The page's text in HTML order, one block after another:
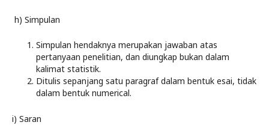
h) Simpulan
Simpulan hendaknya merupakan jawaban atas
pertanyaan penelitian, dan diungkap bukan dalam
kalimat statistik.
Ditulis sepanjang satu paragraf dalam bentuk esai, tidak
dalam bentuk numerical.
i) Saran